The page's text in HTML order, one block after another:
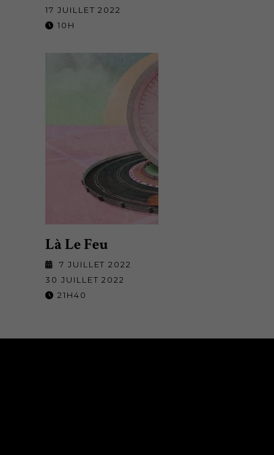
17 JUILLET 2022
10H
Là Le Feu
7 JUILLET 2022
30 JUILLET 2022
21H40